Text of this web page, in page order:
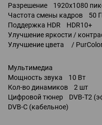
Разрешение 1920x1080
Частота смены кадров 50
Поддержка HDR HDR10+
Улучшение яркости /
Улучшение цвета /
Мультимедиа
Мощность звука 10 Вт
Кол-во динамиков 2 шт
Цифровой тюнер DVB-T2
DVB-C (кабельное)